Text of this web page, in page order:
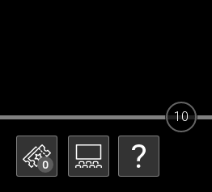
0
10